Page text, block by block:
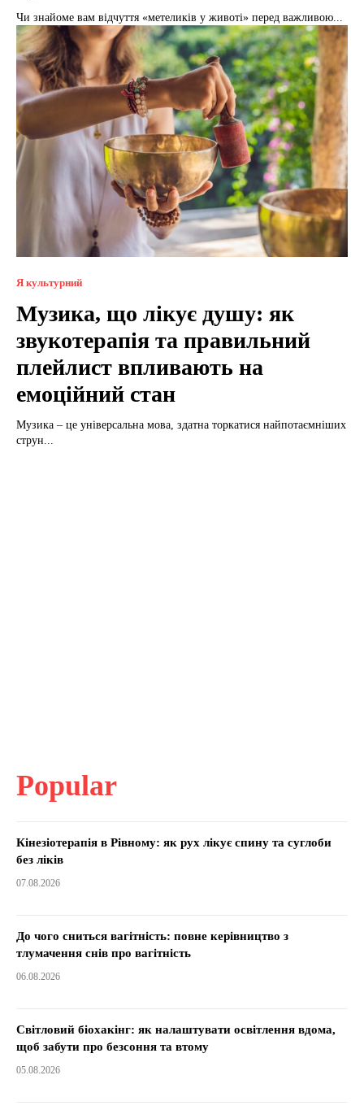
Чи знайоме вам відчуття «метеликів у животі» перед важливою...
Я культурний
Музика, що лікує душу: як
звукотерапія та правильний
плейлист впливають на
емоційний стан
Музика – це універсальна мова, здатна торкатися найпотаємніших
струн...
Popular
Кінезіотерапія в Рівному: як рух лікує спину та суглоби
без ліків
07.08.2026
До чого сниться вагітність: повне керівництво з
тлумачення снів про вагітність
06.08.2026
Світловий біохакінг: як налаштувати освітлення вдома,
щоб забути про безсоння та втому
05.08.2026